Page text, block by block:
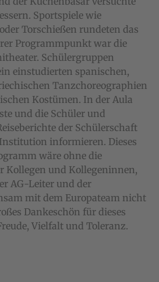
Sportspiele wie
Torschießen rundeten das
Programmpunkt war die
Schülergruppen
einstudierten spanischen,
Tanzchoreographien
Kostümen. In der Aula
und die Schüler und
der Schülerschaft
informieren. Dieses
wäre ohne die
Kollegen und Kollegeninnen,
AG-Leiter und der
mit dem Europateam nicht
Dankeschön für dieses
Vielfalt und Toleranz.